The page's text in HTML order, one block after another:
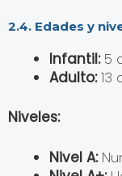
2.4. Edades y
Infantil:5
Adulto:13
Niveles:
Nivel A: